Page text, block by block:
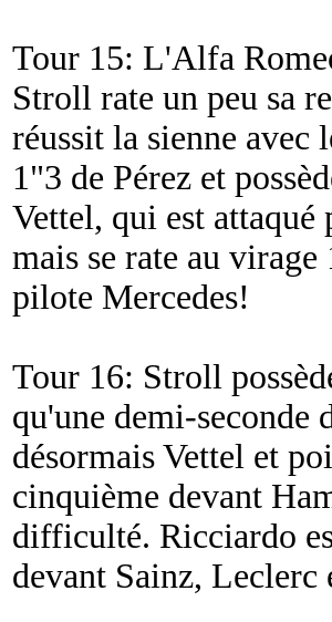
Tour 15: L'Alfa
Stroll rate un peu sa
réussit la sienne avec
1"3 de Pérez et
Vettel, qui est
mais se rate au
pilote Mercedes!
Tour 16: Stroll
qu'une demi-seconde
désormais Vettel et
cinquième devant
difficulté. Ricciardo
devant Sainz, Leclerc